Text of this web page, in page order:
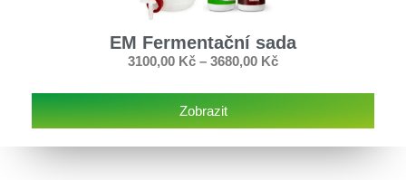
EM Fermentační sada
3100,00 Kč – 3680,00 Kč
Zobrazit